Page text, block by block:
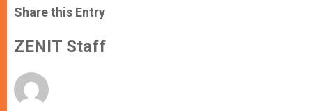
t
s
p
p
s
e
g
e
e
b
o
k
Share this Entry
ZENIT Staff